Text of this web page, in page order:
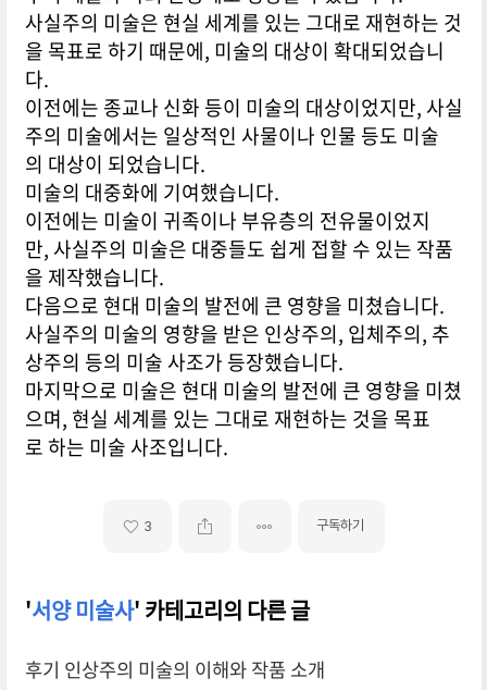
사실주의 미술은 현실 세계를 있는 그대로 재현하는 것
을 목표로 하기 때문에, 미술의 대상이 확대되었습니
다.
이전에는 종교나 신화 등이 미술의 대상이었지만, 사실
주의 미술에서는 일상적인 사물이나 인물 등도 미술
의 대상이 되었습니다.
미술의 대중화에 기여했습니다.
이전에는 미술이 귀족이나 부유층의 전유물이었지
만, 사실주의 미술은 대중들도 쉽게 접할 수 있는 작품
을 제작했습니다.
다음으로 현대 미술의 발전에 큰 영향을 미쳤습니다.
사실주의 미술의 영향을 받은 인상주의, 입체주의, 추
상주의 등의 미술 사조가 등장했습니다.
마지막으로 미술은 현대 미술의 발전에 큰 영향을 미쳤
으며, 현실 세계를 있는 그대로 재현하는 것을 목표
로 하는 미술 사조입니다.
3 구독하기
'서양 미술사' 카테고리의 다른 글
후기 인상주의 미술의 이해와 작품 소개